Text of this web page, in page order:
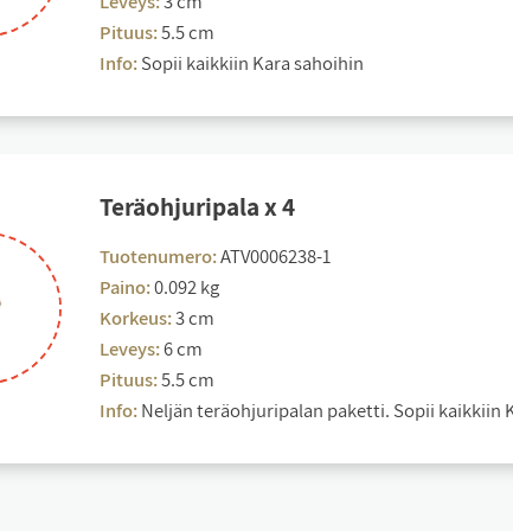
Pituus:5.5 cm
Info:Sopii kaikkiin Kara sahoihin
Te­räoh­ju­ri­pa­la x 4
Tuotenumero:ATV0006238-1
Paino:0.092 kg
Korkeus:3 cm
Leveys:6 cm
Pituus:5.5 cm
Info:Neljän teräohjuripalan paketti. Sopii kaikkiin